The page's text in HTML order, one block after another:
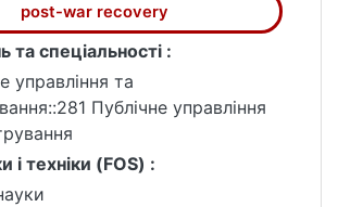
post-war recovery
та спеціальності :
управління та
Публічне управління
і техніки (FOS) :